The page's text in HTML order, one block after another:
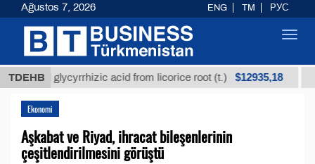
TDEHB
glycyrrhizic acid from licorice root (t.) $12935,18
Ekonomi
Aşkabat ve Riyad, ihracat bileşenlerinin
çeşitlendirilmesini görüştü
Ağustos 7, 2026 ENG TM РУС